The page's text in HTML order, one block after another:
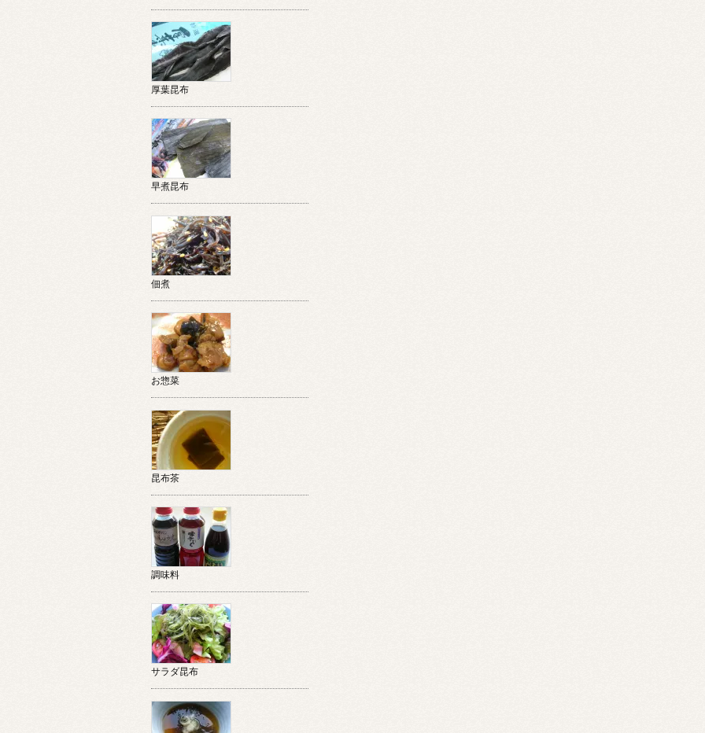
厚葉昆布
早煮昆布
佃煮
お惣菜
昆布茶
調味料
サラダ昆布